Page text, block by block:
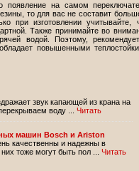
появление на самом
то для вас не составит
при изготовлении учитывайте,
Также принимайте во
водой. Поэтому,
повышенными
звук капающей из крана на
воду ... Читать
машин Bosch и Ariston
качественны и надежны в
тоже могут быть пол ... Читать